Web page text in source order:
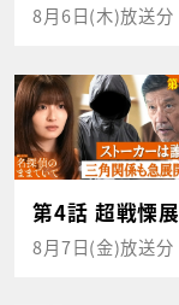
8月6日(木)放送分
第4話 超戦慄
8月7日(金)放送分